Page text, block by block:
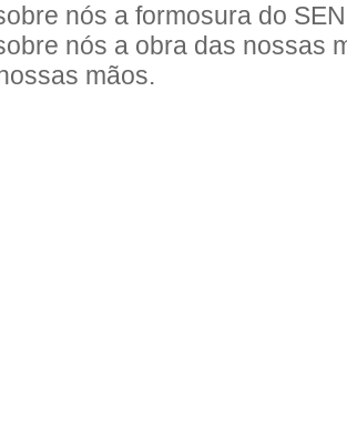
nós a formosura do
nós a obra das nossas
mãos.